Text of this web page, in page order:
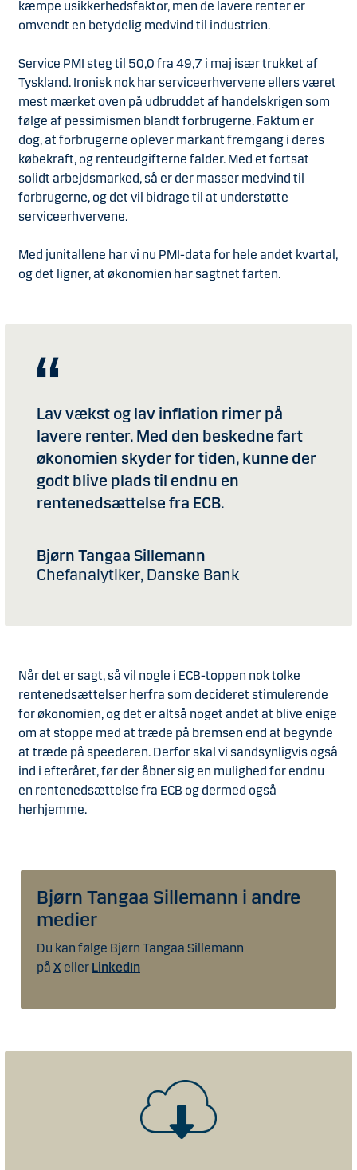
kæmpe usikkerhedsfaktor, men de lavere renter er
omvendt en betydelig medvind til industrien.
Service PMI steg til 50,0 fra 49,7 i maj især trukket af
Tyskland. Ironisk nok har serviceerhvervene ellers været
mest mærket oven på udbruddet af handelskrigen som
følge af pessimismen blandt forbrugerne. Faktum er
dog, at forbrugerne oplever markant fremgang i deres
købekraft, og renteudgifterne falder. Med et fortsat
solidt arbejdsmarked, så er der masser medvind til
forbrugerne, og det vil bidrage til at understøtte
serviceerhvervene.
Med junitallene har vi nu PMI-data for hele andet kvartal,
og det ligner, at økonomien har sagtnet farten.
Lav vækst og lav inflation rimer på
lavere renter. Med den beskedne fart
økonomien skyder for tiden, kunne der
godt blive plads til endnu en
rentenedsættelse fra ECB.
Bjørn Tangaa Sillemann
Chefanalytiker, Danske Bank
Når det er sagt, så vil nogle i ECB-toppen nok tolke
rentenedsættelser herfra som decideret stimulerende
for økonomien, og det er altså noget andet at blive enige
om at stoppe med at træde på bremsen end at begynde
at træde på speederen. Derfor skal vi sandsynligvis også
ind i efteråret, før der åbner sig en mulighed for endnu
en rentenedsættelse fra ECB og dermed også
herhjemme.
Bjørn Tangaa Sillemann i andre
medier
Du kan følge Bjørn Tangaa Sillemann
på X eller LinkedIn